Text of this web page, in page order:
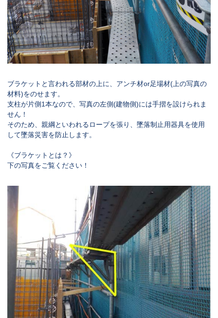
ブラケット と言われる部材の上に、アンチ材or足場材(上の写真の
材料)をのせます。
支柱が片側1本なので、写真の左側(建物側)には手摺を設けられま
せん！
そのため、親綱といわれるロープを張り、墜落制止用器具を使用
して墜落災害を防止します。
《ブラケットとは？》
下の写真をご覧ください！